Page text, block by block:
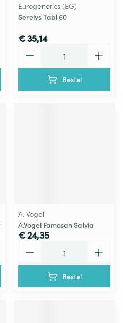
Eurogenerics (EG)
Serelys Tabl 60
€ 35,14
Bestel
A. Vogel
A.Vogel Famosan Salvia
€ 24,35
Bestel